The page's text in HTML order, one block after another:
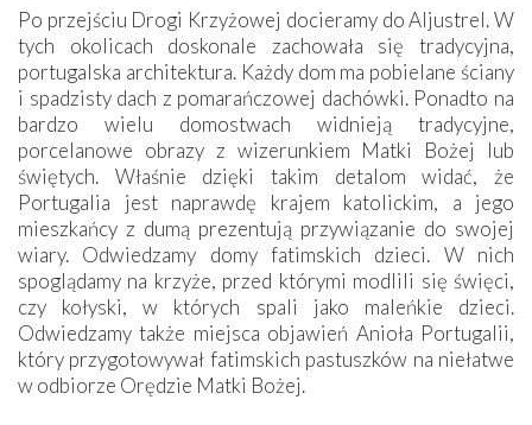
Po przejściu Drogi Krzyżowej docieramy do Aljustrel. W
tych okolicach doskonale zachowała się tradycyjna,
portugalska architektura. Każdy dom ma pobielane ściany
i spadzisty dach z pomarańczowej dachówki. Ponadto na
bardzo wielu domostwach widnieją tradycyjne,
porcelanowe obrazy z wizerunkiem Matki Bożej lub
świętych. Właśnie dzięki takim detalom widać, że
Portugalia jest naprawdę krajem katolickim, a jego
mieszkańcy z dumą prezentują przywiązanie do swojej
wiary. Odwiedzamy domy fatimskich dzieci. W nich
spoglądamy na krzyże, przed którymi modlili się święci,
czy kołyski, w których spali jako maleńkie dzieci.
Odwiedzamy także miejsca objawień Anioła Portugalii,
który przygotowywał fatimskich pastuszków na niełatwe
w odbiorze Orędzie Matki Bożej.